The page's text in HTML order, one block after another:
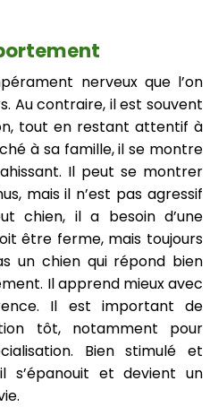
nerveux que l’on
Au contraire, il est souvent
tout en restant attentif à
à sa famille, il se montre
Il peut se montrer
mais il n’est pas agressif
chien, il a besoin d’une
être ferme, mais toujours
un chien qui répond bien
Il apprend mieux avec
Il est important de
tôt, notamment pour
Bien stimulé et
s’épanouit et devient un